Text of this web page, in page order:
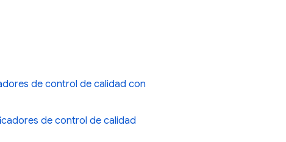
de control de calidad con
de control de calidad